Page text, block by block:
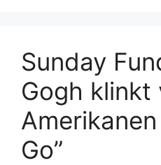
Sunday
Gogh klinkt
Amerikanen
Go”